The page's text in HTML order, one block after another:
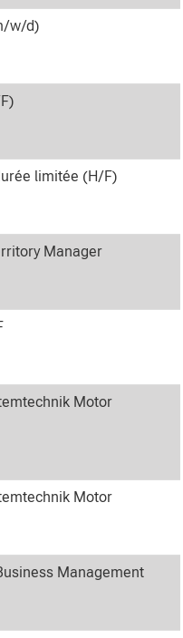
w/d)
limitée (H/F)
Manager
Motor
Motor
Management